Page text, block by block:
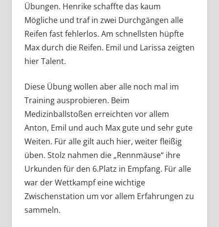
Übungen. Henrike schaffte das kaum
Mögliche und traf in zwei Durchgängen alle
Reifen fast fehlerlos. Am schnellsten hüpfte
Max durch die Reifen. Emil und Larissa zeigten
hier Talent.
Diese Übung wollen aber alle noch mal im
Training ausprobieren. Beim
Medizinballstoßen erreichten vor allem
Anton, Emil und auch Max gute und sehr gute
Weiten. Für alle gilt auch hier, weiter fleißig
üben. Stolz nahmen die „Rennmäuse“ ihre
Urkunden für den 6.Platz in Empfang. Für alle
war der Wettkampf eine wichtige
Zwischenstation um vor allem Erfahrungen zu
sammeln.